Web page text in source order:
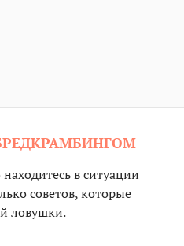
в ситуации
советов, которые
ловушки.